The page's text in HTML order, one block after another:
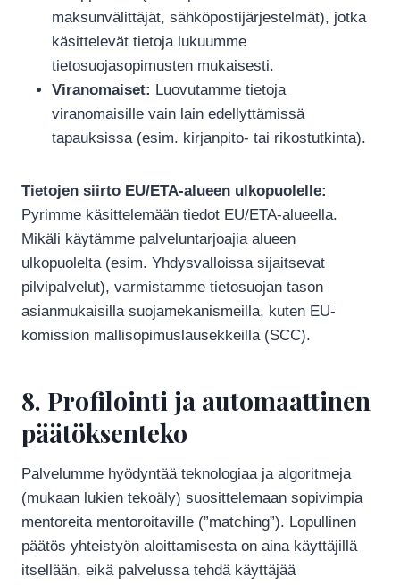
maksunvälittäjät, sähköpostijärjestelmät), jotka
käsittelevät tietoja lukuumme
tietosuojasopimusten mukaisesti.
Viranomaiset: Luovutamme tietoja
viranomaisille vain lain edellyttämissä
tapauksissa (esim. kirjanpito- tai rikostutkinta).
Tietojen siirto EU/ETA-alueen ulkopuolelle:
Pyrimme käsittelemään tiedot EU/ETA-alueella.
Mikäli käytämme palveluntarjoajia alueen
ulkopuolelta (esim. Yhdysvalloissa sijaitsevat
pilvipalvelut), varmistamme tietosuojan tason
asianmukaisilla suojamekanismeilla, kuten EU-
komission mallisopimuslausekkeilla (SCC).
8. Profilointi ja automaattinen
päätöksenteko
Palvelumme hyödyntää teknologiaa ja algoritmeja
(mukaan lukien tekoäly) suosittelemaan sopivimpia
mentoreita mentoroitaville (”matching”). Lopullinen
päätös yhteistyön aloittamisesta on aina käyttäjillä
itsellään, eikä palvelussa tehdä käyttäjää